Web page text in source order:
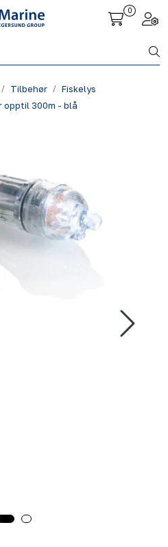
0
Tilbehør
Fiskelys
opptil 300m - blå